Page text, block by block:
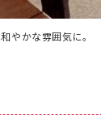
やかな雰囲気に。